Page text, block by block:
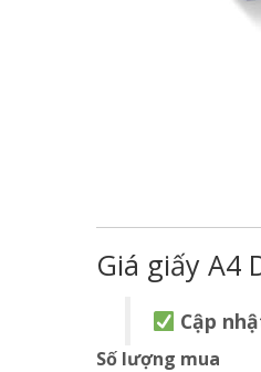
Giá giấy A4
Cập
Số lượng mua